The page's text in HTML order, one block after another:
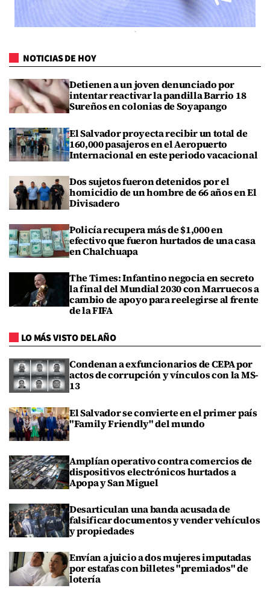
NOTICIAS DE HOY
Detienen a un joven denunciado por
intentar reactivar la pandilla Barrio 18
Sureños en colonias de Soyapango
El Salvador proyecta recibir un total de
160,000 pasajeros en el Aeropuerto
Internacional en este periodo vacacional
Dos sujetos fueron detenidos por el
homicidio de un hombre de 66 años en El
Divisadero
Policía recupera más de $1,000 en
efectivo que fueron hurtados de una casa
en Chalchuapa
The Times: Infantino negocia en secreto
la final del Mundial 2030 con Marruecos a
cambio de apoyo para reelegirse al frente
de la FIFA
LO MÁS VISTO DEL AÑO
Condenan a exfuncionarios de CEPA por
actos de corrupción y vínculos con la MS-
13
El Salvador se convierte en el primer país
"Family Friendly" del mundo
Amplían operativo contra comercios de
dispositivos electrónicos hurtados a
Apopa y San Miguel
Desarticulan una banda acusada de
falsificar documentos y vender vehículos
y propiedades
Envían a juicio a dos mujeres imputadas
por estafas con billetes "premiados" de
lotería